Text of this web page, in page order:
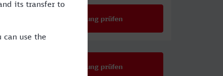
Verbindung prüfen
Verbindung prüfen